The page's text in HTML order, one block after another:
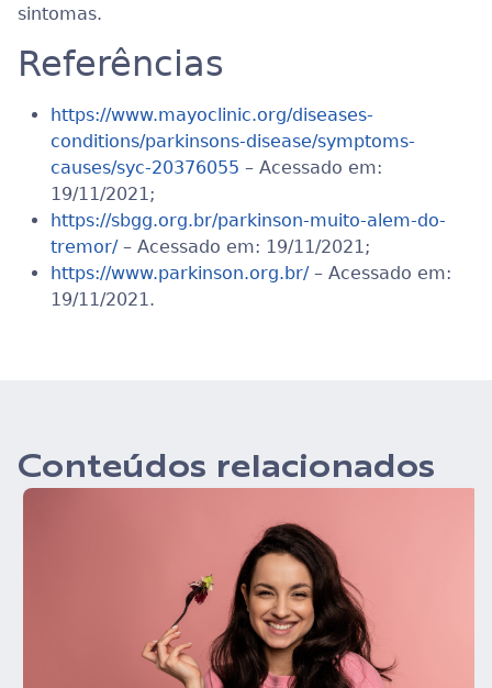
sintomas.
Referências
https://www.mayoclinic.org/diseases-
conditions/parkinsons-disease/symptoms-
causes/syc-20376055 – Acessado em:
19/11/2021;
https://sbgg.org.br/parkinson-muito-alem-do-
tremor/– Acessado em: 19/11/2021;
https://www.parkinson.org.br/– Acessado em:
19/11/2021.
Conteúdos relacionados